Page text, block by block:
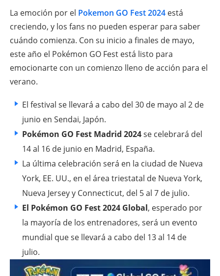
La emoción por el Pokemon GO Fest 2024 está
creciendo, y los fans no pueden esperar para saber
cuándo comienza. Con su inicio a finales de mayo,
este año el Pokémon GO Fest está listo para
emocionarte con un comienzo lleno de acción para el
verano.
El festival se llevará a cabo del 30 de mayo al 2 de
junio en Sendai, Japón.
Pokémon GO Fest Madrid 2024se celebrará del
14 al 16 de junio en Madrid, España.
La última celebración será en la ciudad de Nueva
York, EE. UU., en el área triestatal de Nueva York,
Nueva Jersey y Connecticut, del 5 al 7 de julio.
El Pokémon GO Fest 2024 Global, esperado por
la mayoría de los entrenadores, será un evento
mundial que se llevará a cabo del 13 al 14 de
julio.